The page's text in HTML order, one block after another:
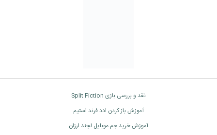
نقد و بررسی بازی Split Fiction
آموزش باز کردن ادد فرند استیم
آموزش خرید جم موبایل لجند ارزان